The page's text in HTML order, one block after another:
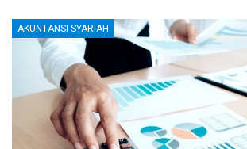
AKUNTANSI SYARIAH